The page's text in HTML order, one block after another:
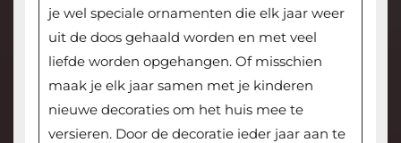
je wel speciale ornamenten die elk jaar weer
uit de doos gehaald worden en met veel
liefde worden opgehangen. Of misschien
maak je elk jaar samen met je kinderen
nieuwe decoraties om het huis mee te
versieren. Door de decoratie ieder jaar aan te